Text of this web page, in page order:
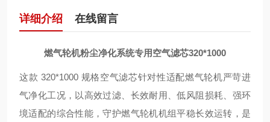
详细介绍 在线留言
燃气轮机粉尘净化系统专用空气滤芯320*1000
这款 320*1000 规格空气滤芯针对性适配燃气轮机严苛进
气净化工况，以高效过滤、长效耐用、低风阻损耗、强环
境适配的综合性能，守护燃气轮机机组平稳长效运转，是